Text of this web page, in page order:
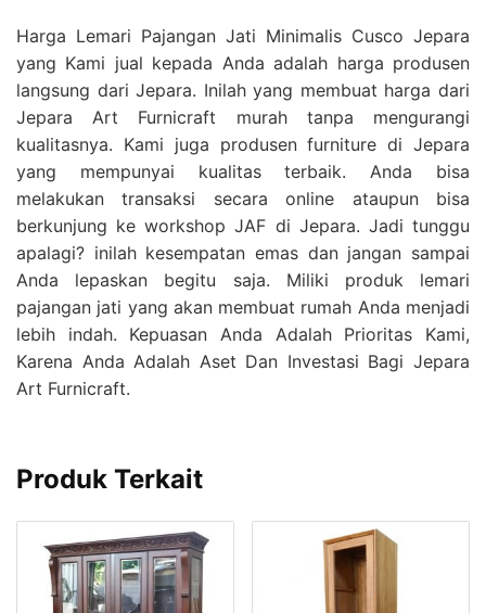
Harga Lemari Pajangan Jati Minimalis Cusco Jepara
yang Kami jual kepada Anda adalah harga produsen
langsung dari Jepara. Inilah yang membuat harga dari
Jepara Art Furnicraft murah tanpa mengurangi
kualitasnya. Kami juga produsen furniture di Jepara
yang mempunyai kualitas terbaik. Anda bisa
melakukan transaksi secara online ataupun bisa
berkunjung ke workshop JAF di Jepara. Jadi tunggu
apalagi? inilah kesempatan emas dan jangan sampai
Anda lepaskan begitu saja. Miliki produk lemari
pajangan jati yang akan membuat rumah Anda menjadi
lebih indah. Kepuasan Anda Adalah Prioritas Kami,
Karena Anda Adalah Aset Dan Investasi Bagi Jepara
Art Furnicraft.
Produk Terkait